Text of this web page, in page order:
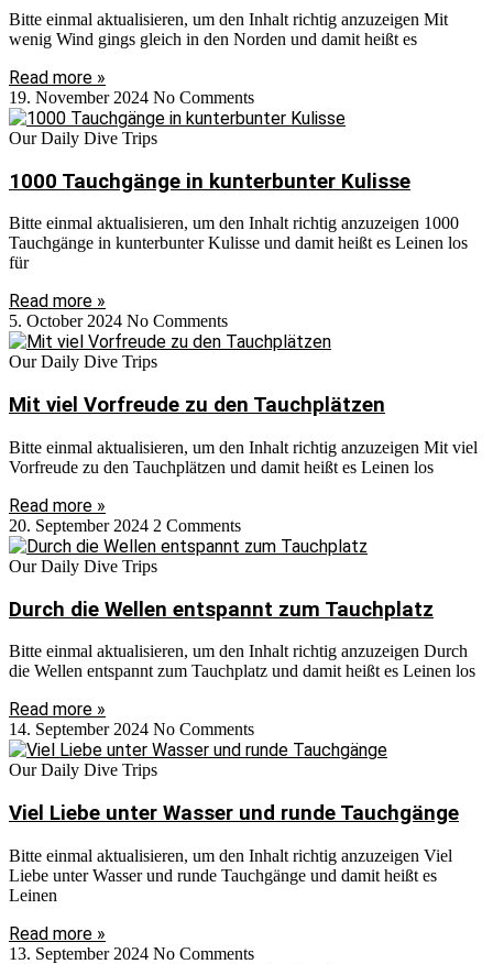
Bitte einmal aktualisieren, um den Inhalt richtig anzuzeigen Mit
wenig Wind gings gleich in den Norden und damit heißt es
Read more »
19. November 2024 No Comments
Our Daily Dive Trips
1000 Tauchgänge in kunterbunter Kulisse
Bitte einmal aktualisieren, um den Inhalt richtig anzuzeigen 1000
Tauchgänge in kunterbunter Kulisse und damit heißt es Leinen los
für
Read more »
5. October 2024 No Comments
Our Daily Dive Trips
Mit viel Vorfreude zu den Tauchplätzen
Bitte einmal aktualisieren, um den Inhalt richtig anzuzeigen Mit viel
Vorfreude zu den Tauchplätzen und damit heißt es Leinen los
Read more »
20. September 2024 2 Comments
Our Daily Dive Trips
Durch die Wellen entspannt zum Tauchplatz
Bitte einmal aktualisieren, um den Inhalt richtig anzuzeigen Durch
die Wellen entspannt zum Tauchplatz und damit heißt es Leinen los
Read more »
14. September 2024 No Comments
Our Daily Dive Trips
Viel Liebe unter Wasser und runde Tauchgänge
Bitte einmal aktualisieren, um den Inhalt richtig anzuzeigen Viel
Liebe unter Wasser und runde Tauchgänge und damit heißt es
Leinen
Read more »
13. September 2024 No Comments